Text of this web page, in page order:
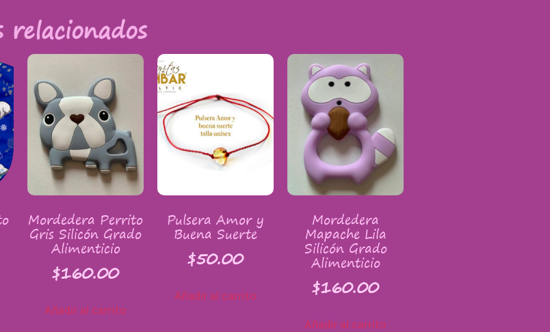
relacionados
Mordedera Perrito
Gris Silicón Grado
Alimenticio
$160.00
Añadir al carrito
Pulsera Amor y
Buena Suerte
$50.00
Añadir al carrito
Mordedera
Mapache Lila
Silicón Grado
Alimenticio
$160.00
Añadir al carrito